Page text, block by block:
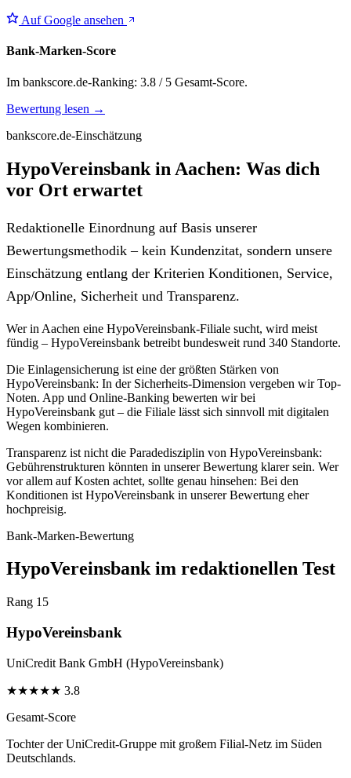
Auf Google ansehen
Bank-Marken-Score
Im bankscore.de-Ranking: 3.8 / 5 Gesamt-Score.
Bewertung lesen →
bankscore.de-Einschätzung
HypoVereinsbank in Aachen: Was dich
vor Ort erwartet
Redaktionelle Einordnung auf Basis unserer
Bewertungsmethodik – kein Kundenzitat, sondern unsere
Einschätzung entlang der Kriterien Konditionen, Service,
App/Online, Sicherheit und Transparenz.
Wer in Aachen eine HypoVereinsbank-Filiale sucht, wird meist
fündig – HypoVereinsbank betreibt bundesweit rund 340 Standorte.
Die Einlagensicherung ist eine der größten Stärken von
HypoVereinsbank: In der Sicherheits-Dimension vergeben wir Top-
Noten. App und Online-Banking bewerten wir bei
HypoVereinsbank gut – die Filiale lässt sich sinnvoll mit digitalen
Wegen kombinieren.
Transparenz ist nicht die Paradedisziplin von HypoVereinsbank:
Gebührenstrukturen könnten in unserer Bewertung klarer sein. Wer
vor allem auf Kosten achtet, sollte genau hinsehen: Bei den
Konditionen ist HypoVereinsbank in unserer Bewertung eher
hochpreisig.
Bank-Marken-Bewertung
HypoVereinsbank im redaktionellen Test
Rang 15
HypoVereinsbank
UniCredit Bank GmbH (HypoVereinsbank)
★★★★★ 3.8
Gesamt-Score
Tochter der UniCredit-Gruppe mit großem Filial-Netz im Süden
Deutschlands.